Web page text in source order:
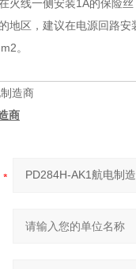
火线一侧安装1A的保险丝
地区，建议在电源回路
。
商